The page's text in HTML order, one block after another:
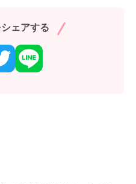
ェアする